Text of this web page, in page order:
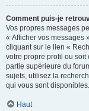
Comment puis-je
Vos propres messages
« Afficher vos messages
cliquant sur le lien «
votre propre profil ou
partie supérieure du
sujets, utilisez la
qui vous sont disponibles.
Haut